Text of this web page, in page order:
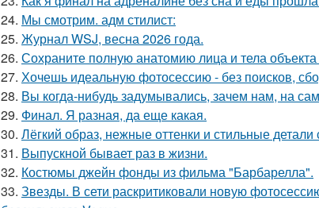
24. Мы смотрим. адм стилист:
25. Журнал WSJ, весна 2026 года.
26. Сохраните полную анатомию лица и тела
27. Хочешь идеальную фотосессию - без поисков,
28. Вы когда-нибудь задумывались, зачем нам, на
29. Финал. Я разная, да еще какая.
30. Лёгкий образ, нежные оттенки и стильные
31. Выпускной бывает раз в жизни.
32. Костюмы джейн фонды из фильма "Барбарелла".
33. Звезды. В сети раскритиковали новую